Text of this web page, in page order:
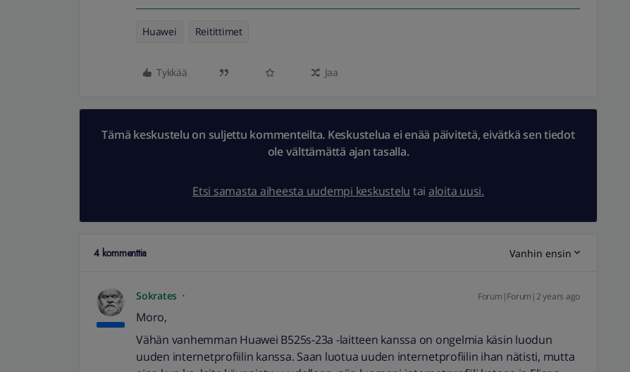
Huawei Reitittimet
Tykkää Jaa
Tämä keskustelu on suljettu kommenteilta. Keskustelua ei enää päivitetä, eivätkä sen tiedot
ole välttämättä ajan tasalla.
Etsi samasta aiheesta uudempi keskustelu tai aloita uusi.
4 kommenttia Vanhin ensin
Sokrates Forum|Forum|2 years ago
Moro,
Vähän vanhemman Huawei B525s-23a -laitteen kanssa on ongelmia käsin luodun
uuden internetprofiilin kanssa. Saan luotua uuden internetprofiilin ihan nätisti, mutta